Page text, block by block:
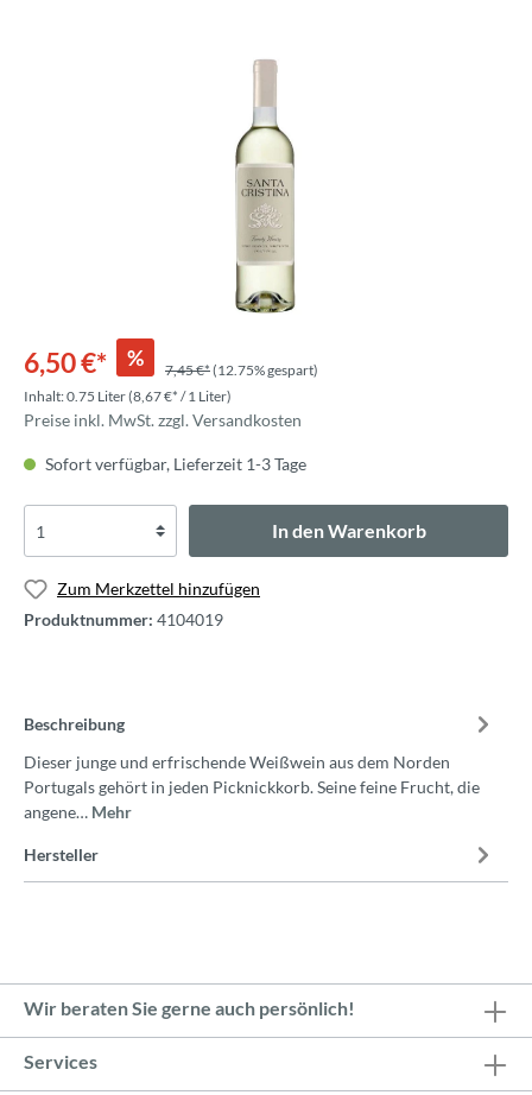
6,50 €* % 7,45 €*(12.75% gespart)
Inhalt:0.75 Liter(8,67 €* / 1 Liter)
Preise inkl. MwSt. zzgl. Versandkosten
Sofort verfügbar, Lieferzeit 1-3 Tage
In den Warenkorb
Zum Merkzettel hinzufügen
Produktnummer: 4104019
Beschreibung
Dieser junge und erfrischende Weißwein aus dem Norden
Portugals gehört in jeden Picknickkorb. Seine feine Frucht, die
angene… Mehr
Hersteller
Wir beraten Sie gerne auch persönlich!
Services